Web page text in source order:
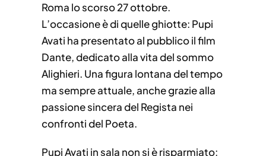
Roma lo scorso 27 ottobre.
L’occasione è di quelle ghiotte: Pupi
Avati ha presentato al pubblico il film
Dante, dedicato alla vita del sommo
Alighieri. Una figura lontana del tempo
ma sempre attuale, anche grazie alla
passione sincera del Regista nei
confronti del Poeta.
Pupi Avati in sala non si è risparmiato: